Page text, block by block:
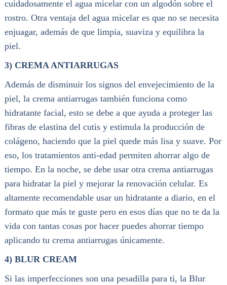
cuidadosamente el agua micelar con un algodón sobre el
rostro. Otra ventaja del agua micelar es que no se necesita
enjuagar, además de que limpia, suaviza y equilibra la
piel.
3) CREMA ANTIARRUGAS
Además de disminuir los signos del envejecimiento de la
piel, la crema antiarrugas también funciona como
hidratante facial, esto se debe a que ayuda a proteger las
fibras de elastina del cutis y estimula la producción de
colágeno, haciendo que la piel quede más lisa y suave. Por
eso, los tratamientos anti-edad permiten ahorrar algo de
tiempo. En la noche, se debe usar otra crema antiarrugas
para hidratar la piel y mejorar la renovación celular. Es
altamente recomendable usar un hidratante a diario, en el
formato que más te guste pero en esos días que no te da la
vida con tantas cosas por hacer puedes ahorrar tiempo
aplicando tu crema antiarrugas únicamente.
4) BLUR CREAM
Si las imperfecciones son una pesadilla para ti, la Blur